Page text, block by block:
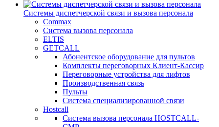
Системы диспетчерской связи и вызова персонала
Commax
Cистема вызова персонала
ELTIS
GETCALL
Абонентское оборудование для пультов
Комплекты переговорных Клиент-Кассир
Переговорные устройства для лифтов
Производственная связь
Пульты
Система специализированной связи
Hostcall
Cистема вызова персонала HOSTCALL-